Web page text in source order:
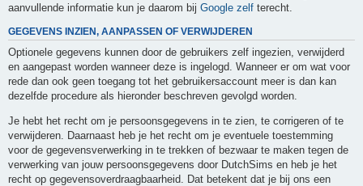
aanvullende informatie kun je daarom bij Google zelf terecht.
GEGEVENS INZIEN, AANPASSEN OF VERWIJDEREN
Optionele gegevens kunnen door de gebruikers zelf ingezien, verwijderd
en aangepast worden wanneer deze is ingelogd. Wanneer er om wat voor
rede dan ook geen toegang tot het gebruikersaccount meer is dan kan
dezelfde procedure als hieronder beschreven gevolgd worden.
Je hebt het recht om je persoonsgegevens in te zien, te corrigeren of te
verwijderen. Daarnaast heb je het recht om je eventuele toestemming
voor de gegevensverwerking in te trekken of bezwaar te maken tegen de
verwerking van jouw persoonsgegevens door DutchSims en heb je het
recht op gegevensoverdraagbaarheid. Dat betekent dat je bij ons een